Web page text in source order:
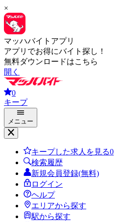
×
マッハバイトアプリ
アプリでお得にバイト探し！
無料ダウンロードはこちら
開く
0
キープ
メニュー
キープした求人を見る0
検索履歴
新規会員登録(無料)
ログイン
ヘルプ
エリアから探す
駅から探す